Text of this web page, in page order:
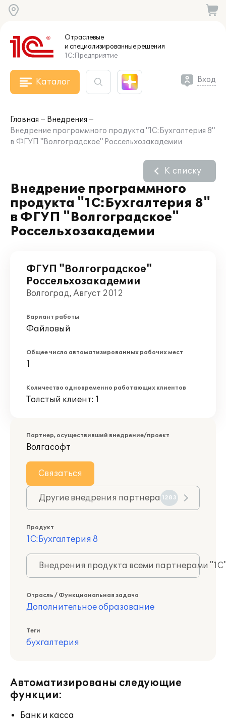
Отраслевые
и специализированныерешения
1С:Предприятие
Каталог Вход
Главная
Внедрения
Внедрение программного продукта "1С:Бухгалтерия 8"
в ФГУП "Волгоградское" Россельхозакадемии
Внедрение программного
продукта "1С:Бухгалтерия 8"
в ФГУП "Волгоградское"
Россельхозакадемии
К списку
ФГУП "Волгоградское"
Россельхозакадемии
Волгоград, Август 2012
Вариант работы
Файловый
Общее число автоматизированных рабочих мест
1
Количество одновременно работающих клиентов
Толстый клиент: 1
Партнер, осуществивший внедрение/проект
Волгасофт
Связаться
Другие внедрения партнера 1283
Продукт
1С:Бухгалтерия 8
Внедрения продукта всеми партнерами
Отрасль / Функциональная задача
Дополнительное образование
Теги
бухгалтерия
Автоматизированы следующие
функции:
Банк и касса